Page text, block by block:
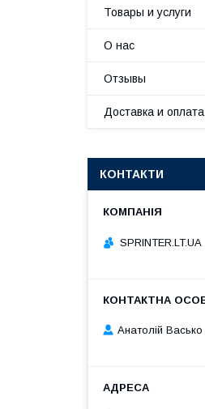
Товары и услуги
О нас
Отзывы
Доставка и оплата
КОНТАКТИ
SPRINTER.LT.UA
Анатолій Васько